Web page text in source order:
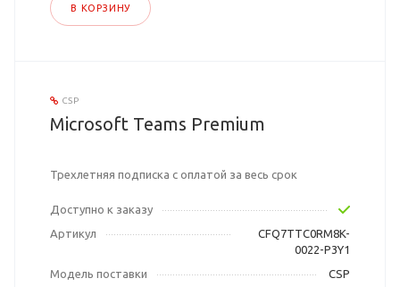
В КОРЗИНУ
CSP
Microsoft Teams Premium
Трехлетняя подписка с оплатой за весь срок
Доступно к заказу
Артикул
CFQ7TTC0RM8K-
0022-P3Y1
Модель поставки
CSP